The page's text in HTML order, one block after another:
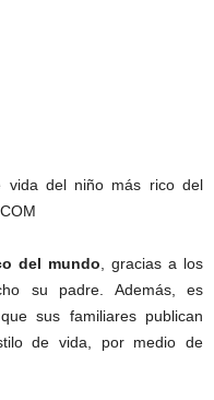
del mundo , gracias a los
su padre. Además, es
sus familiares publican
de vida, por medio de